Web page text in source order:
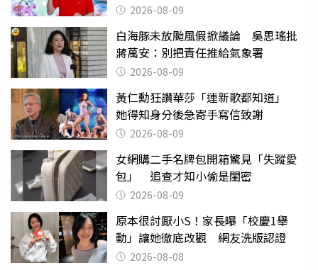
2026-08-09
白海豚未放颱風假掀議論 吳思瑤批
蔣萬安：別把責任推給氣象署
2026-08-09
黃仁勳狂讚華莎「連新歌都知道」
她得知身分後急寄手寫信致謝
2026-08-09
女網購二手名牌包開箱驚見「失蹤愛
包」 追查才知小偷是閨密
2026-08-09
原本很討厭小S！家長曝「校慶1舉
動」讓她徹底改觀 網友洗版認證
2026-08-08